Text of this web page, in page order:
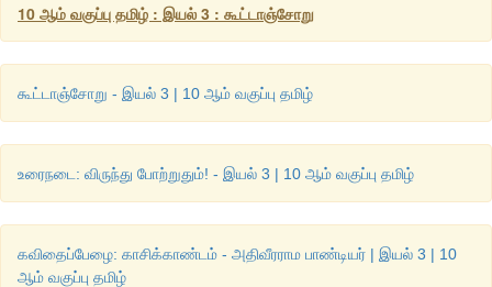
10 ஆம் வகுப்பு தமிழ் : இயல் 3 : கூட்டாஞ்சோறு
கூட்டாஞ்சோறு - இயல் 3 | 10 ஆம் வகுப்பு தமிழ்
உரைநடை: விருந்து போற்றுதும்! - இயல் 3 | 10 ஆம் வகுப்பு தமிழ்
கவிதைப்பேழை: காசிக்காண்டம் - அதிவீரராம பாண்டியர் | இயல் 3 | 10
ஆம் வகுப்பு தமிழ்